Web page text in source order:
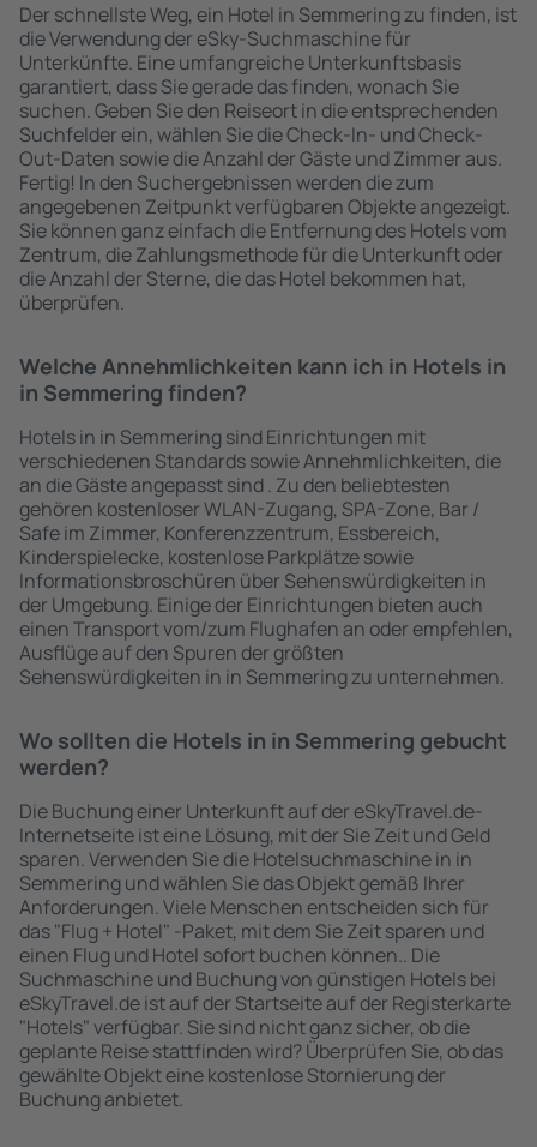
Der schnellste Weg, ein Hotel in Semmering zu finden, ist
die Verwendung der eSky-Suchmaschine für
Unterkünfte. Eine umfangreiche Unterkunftsbasis
garantiert, dass Sie gerade das finden, wonach Sie
suchen. Geben Sie den Reiseort in die entsprechenden
Suchfelder ein, wählen Sie die Check-In- und Check-
Out-Daten sowie die Anzahl der Gäste und Zimmer aus.
Fertig! In den Suchergebnissen werden die zum
angegebenen Zeitpunkt verfügbaren Objekte angezeigt.
Sie können ganz einfach die Entfernung des Hotels vom
Zentrum, die Zahlungsmethode für die Unterkunft oder
die Anzahl der Sterne, die das Hotel bekommen hat,
überprüfen.
Welche Annehmlichkeiten kann ich in Hotels in
in Semmering finden?
Hotels in in Semmering sind Einrichtungen mit
verschiedenen Standards sowie Annehmlichkeiten, die
an die Gäste angepasst sind . Zu den beliebtesten
gehören kostenloser WLAN-Zugang, SPA-Zone, Bar /
Safe im Zimmer, Konferenzzentrum, Essbereich,
Kinderspielecke, kostenlose Parkplätze sowie
Informationsbroschüren über Sehenswürdigkeiten in
der Umgebung. Einige der Einrichtungen bieten auch
einen Transport vom/zum Flughafen an oder empfehlen,
Ausflüge auf den Spuren der größten
Sehenswürdigkeiten in in Semmering zu unternehmen.
Wo sollten die Hotels in in Semmering gebucht
werden?
Die Buchung einer Unterkunft auf der eSkyTravel.de-
Internetseite ist eine Lösung, mit der Sie Zeit und Geld
sparen. Verwenden Sie die Hotelsuchmaschine in in
Semmering und wählen Sie das Objekt gemäß Ihrer
Anforderungen. Viele Menschen entscheiden sich für
das "Flug + Hotel" -Paket, mit dem Sie Zeit sparen und
einen Flug und Hotel sofort buchen können.. Die
Suchmaschine und Buchung von günstigen Hotels bei
eSkyTravel.de ist auf der Startseite auf der Registerkarte
"Hotels" verfügbar. Sie sind nicht ganz sicher, ob die
geplante Reise stattfinden wird? Überprüfen Sie, ob das
gewählte Objekt eine kostenlose Stornierung der
Buchung anbietet.